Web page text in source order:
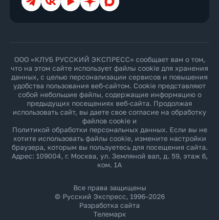
ООО «КЛУБ РУССКИЙ ЭКСПРЕСС» сообщает вам о том,
что на этом сайте использует файлы cookie для хранения
данных, с целью персонализации сервисов и повышения
удобства пользования веб-сайтом. Cookie представляют
собой небольшие файлы, содержащие информацию о
предыдущих посещениях веб-сайта. Продолжая
использовать сайт, вы даете свое согласие на обработку
файлов cookie и
Политикой обработки персональных данных. Если вы не
хотите использовать файлы cookie, измените настройки
браузера, которым вы пользуетесь для посещения сайта.
Адрес: 109004, г. Москва, ул. Земляной вал, д. 59, этаж 6,
ком. 1А
Все права защищены
© Русский Экспресс, 1996–2026
Разработка сайта
Телемарк